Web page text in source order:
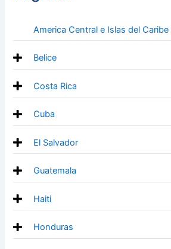
America Central e Islas del Caribe
Belice
Costa Rica
Cuba
El Salvador
Guatemala
Haiti
Honduras